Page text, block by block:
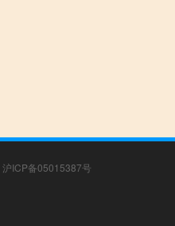
沪ICP备05015387号